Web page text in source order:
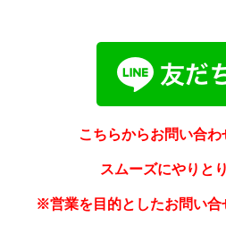
こちらからお問い合わ
スムーズにやりと
※営業を目的としたお問い